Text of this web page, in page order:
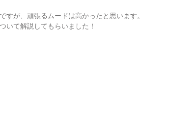
が、頑張るムードは高かったと思います。
いて解説してもらいました！